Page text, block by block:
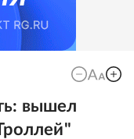
вышел